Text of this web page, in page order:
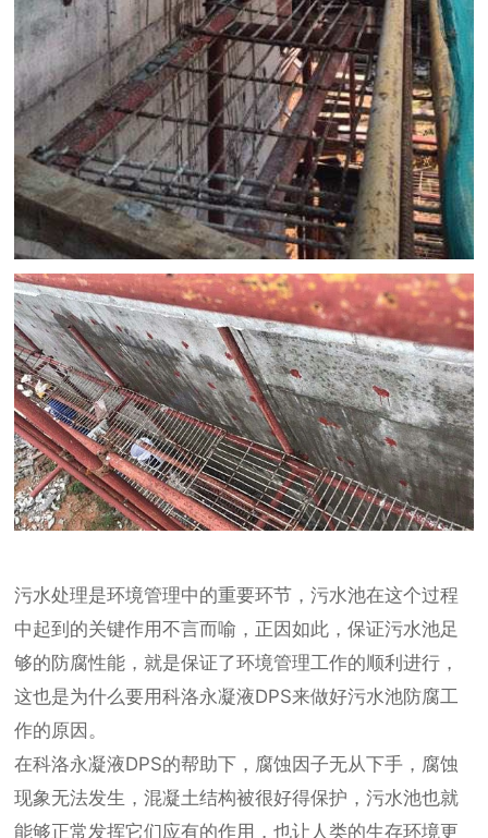
污水处理是环境管理中的重要环节，污水池在这个过程
中起到的关键作用不言而喻，正因如此，保证污水池足
够的防腐性能，就是保证了环境管理工作的顺利进行，
这也是为什么要用科洛永凝液DPS来做好污水池防腐工
作的原因。
在科洛永凝液DPS的帮助下，腐蚀因子无从下手，腐蚀
现象无法发生，混凝土结构被很好得保护，污水池也就
能够正常发挥它们应有的作用，也让人类的生存环境更